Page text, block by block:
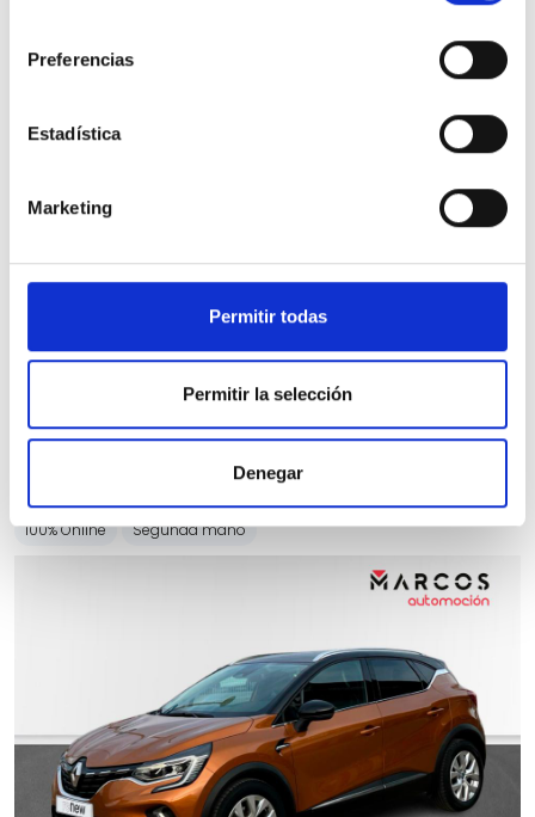
Preferencias
Estadística
Marketing
Permitir todas
Permitir la selección
Denegar
DIG-T 116kW Xtronic N-Connecta
Precio al contado: 27.990 €
Ver ficha
100% Online Segunda mano